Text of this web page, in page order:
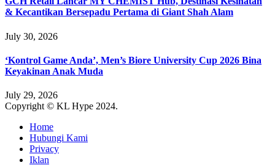
& Kecantikan Bersepadu Pertama di Giant Shah Alam
July 30, 2026
‘Kontrol Game Anda’, Men’s Biore University Cup 2026 Bina
Keyakinan Anak Muda
July 29, 2026
Copyright © KL Hype 2024.
Home
Hubungi Kami
Privacy
Iklan